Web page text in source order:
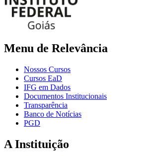
Menu de Relevância
Nossos Cursos
Cursos EaD
IFG em Dados
Documentos Institucionais
Transparência
Banco de Notícias
PGD
A Instituição